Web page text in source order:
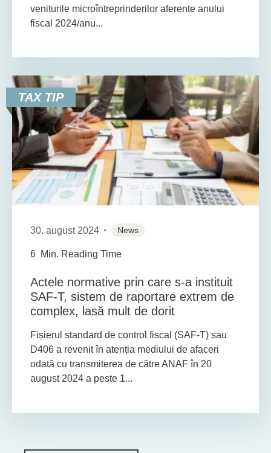
veniturile microîntreprinderilor aferente anului
fiscal 2024/anu...
TAX TIP
30. august 2024 News
6 Min. Reading Time
Actele normative prin care s-a instituit
SAF-T, sistem de raportare extrem de
complex, lasă mult de dorit
Fișierul standard de control fiscal (SAF-T) sau
D406 a revenit în atenția mediului de afaceri
odată cu transmiterea de către ANAF în 20
august 2024 a peste 1...